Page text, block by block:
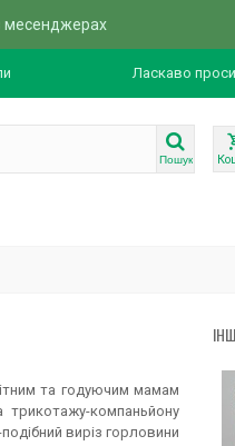
месенджерах
Ласкаво
Пошук
та годуючим мамам
трикотажу-компаньйону
виріз горловини